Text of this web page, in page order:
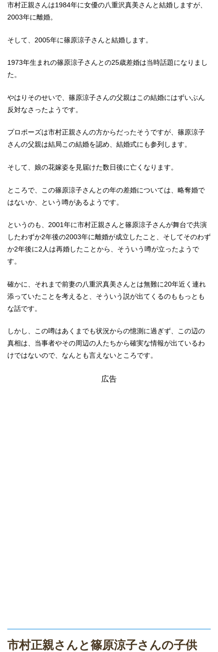
市村正親さんは1984年に女優の八重沢真美さんと結婚しますが、
2003年に離婚。
そして、2005年に篠原涼子さんと結婚します。
1973年生まれの篠原涼子さんとの25歳差婚は当時話題になりまし
た。
やはりそのせいで、篠原涼子さんの父親はこの結婚にはずいぶん
反対なさったようです。
プロポーズは市村正親さんの方からだったそうですが、篠原涼子
さんの父親は結局この結婚を認め、結婚式にも参列します。
そして、娘の花嫁姿を見届けた数日後に亡くなります。
ところで、この篠原涼子さんとの年の差婚については、略奪婚で
はないか、という噂があるようです。
というのも、2001年に市村正親さんと篠原涼子さんが舞台で共演
したわずか2年後の2003年に離婚が成立したこと、そしてそのわず
か2年後に2人は再婚したことから、そういう噂が立ったようで
す。
確かに、それまで前妻の八重沢真美さんとは無難に20年近く連れ
添っていたことを考えると、そういう説が出てくるのももっとも
な話です。
しかし、この噂はあくまでも状況からの憶測に過ぎず、この辺の
真相は、当事者やその周辺の人たちから確実な情報が出ているわ
けではないので、なんとも言えないところです。
広告
市村正親さんと篠原涼子さんの子供